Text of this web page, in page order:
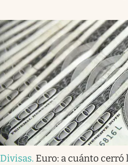
Divisas. Euro: a cuánto cerró